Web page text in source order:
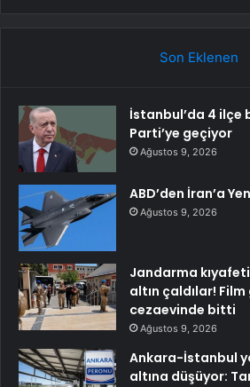
Son Eklenen
İstanbul’da 4 ilçe
Parti’ye geçiyor
Ağustos 9, 2026
ABD’den İran’a
Ağustos 9, 2026
Jandarma
altın çaldılar!
cezaevinde bitti
Ağustos 9, 2026
Ankara-İstanbul
altına düşüyor: